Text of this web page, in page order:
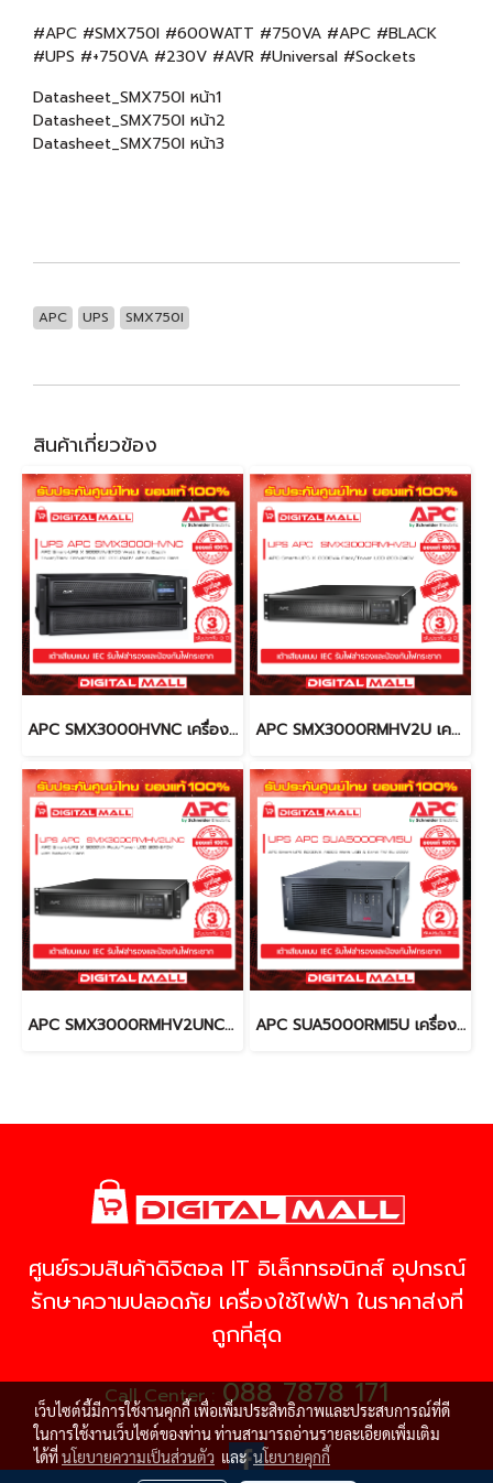
#APC #SMX750I #600WATT #750VA #APC #BLACK
#UPS #+750VA #230V #AVR #Universal #Sockets
Datasheet_SMX750I หน้า1
Datasheet_SMX750I หน้า2
Datasheet_SMX750I หน้า3
APC UPS SMX750I
สินค้าเกี่ยวข้อง
APC SMX3000HVNC เครื่องสำรองไฟ (UPS) APC SMX3000RMHV2U เครื่องสำรองไฟ (UPS)
APC SMX3000RMHV2UNC เครื่องสำรองไฟ (UPS) APC SUA5000RMI5U เครื่องสำรองไฟ (UPS)
ศูนย์รวมสินค้าดิจิตอล IT อิเล็กทรอนิกส์ อุปกรณ์
รักษาความปลอดภัย เครื่องใช้ไฟฟ้า ในราคาส่งที่
ถูกที่สุด
Call Center : 088 7878 171
เว็บไซต์นี้มีการใช้งานคุกกี้ เพื่อเพิ่มประสิทธิภาพและประสบการณ์ที่ดี
ในการใช้งานเว็บไซต์ของท่าน ท่านสามารถอ่านรายละเอียดเพิ่มเติม
ได้ที่นโยบายความเป็นส่วนตัว และนโยบายคุกกี้